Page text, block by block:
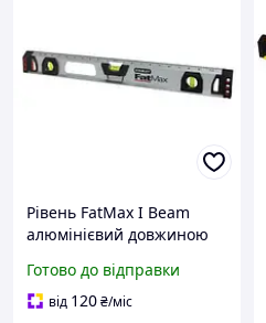
Рівень FatMax I Beam
алюмінієвий довжиною
трьома капсулами
магнітами STANLEY
Готово до відправки
від 120₴/міс